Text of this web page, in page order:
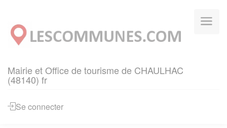
Mairie et Office de tourisme de CHAULHAC
(48140) fr
Se connecter